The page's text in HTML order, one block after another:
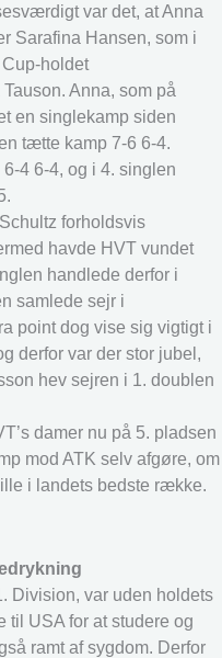
var det, at Anna
Sarafina Hansen, som i
holdet
Anna, som på
en singlekamp siden
tætte kamp 7-6 6-4.
6-4 6-4, og i 4. singlen
forholdsvis
havde HVT vundet
handlede derfor i
samlede sejr i
point dog vise sig vigtigt i
derfor var der stor jubel,
hev sejren i 1. doublen
damer nu på 5. pladsen
mod ATK selv afgøre, om
i landets bedste række.
Division, var uden holdets
til USA for at studere og
ramt af sygdom. Derfor